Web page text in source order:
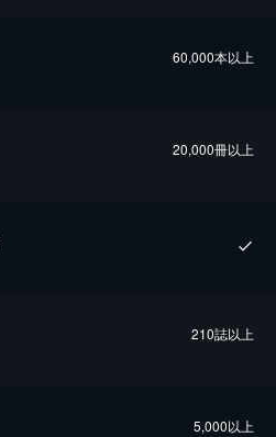
60,000本以上
20,000冊以上
210誌以上
5,000以上